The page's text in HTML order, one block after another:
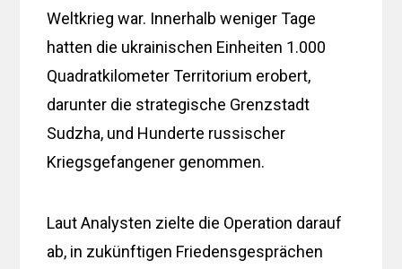
Weltkrieg war. Innerhalb weniger Tage
hatten die ukrainischen Einheiten 1.000
Quadratkilometer Territorium erobert,
darunter die strategische Grenzstadt
Sudzha, und Hunderte russischer
Kriegsgefangener genommen.
Laut Analysten zielte die Operation darauf
ab, in zukünftigen Friedensgesprächen